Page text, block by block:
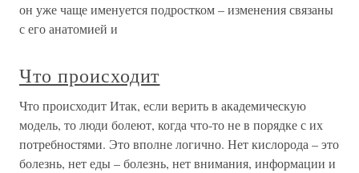
он уже чаще именуется подростком – изменения связаны
с его анатомией и
Что происходит
Что происходит Итак, если верить в академическую
модель, то люди болеют, когда что-то не в порядке с их
потребностями. Это вполне логично. Нет кислорода – это
болезнь, нет еды – болезнь, нет внимания, информации и